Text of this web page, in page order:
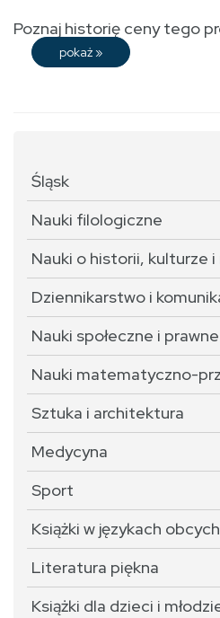
Poznaj historię ceny tego
pokaż »
Śląsk
Nauki filologiczne
Nauki o historii, kulturze i
Dziennikarstwo i
Nauki społeczne i prawne
Nauki matematyczno-
Sztuka i architektura
Medycyna
Sport
Książki w językach obcych
Literatura piękna
Książki dla dzieci i